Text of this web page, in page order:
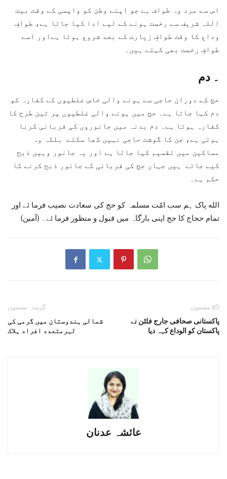
اس سے مرد وہ طواف ہے جو اپنے وطن کو واپسی کے وقت بیت
اللہ شریف سے رخصت ہونے کے لیے ادا کیا جاتا ہے، طوافِ
وداع کا وقت طوافِ زیارت کے بعد شروع ہوتا ہےاور اسے
طوافِ رخصت بھی کہتے ہیں۔
۔ دم
حج کے دوران حاجی سے ہونے والی خاص غلطیوں کے کفارہ کو
دم کہا جاتا ہے۔ حج میں ہونے والی غلطیوں پر تین طرح کا
کفارہ ہوتا ہے۔ دم بدنہ میں جانوروں کی قربانی کرنا
ہوتی ہے، جن کا گوشت حاجی نہیں کھا سکتے بلکہ وہ
مساکین میں تقسیم کیا جاتا ہے اور یہ جانور وہیں ذبح
کیے جاتے ہیں جہاں حج کی قربانی کے جانور ذبح کرنے کا
حکم ہے۔
الله پاک ہم سب امّت مسلمہ کو حج کی سعادت نصیب فرما ئے اور
تمام حجاج کا حج اپنی بارگاہ میں قبول و منظور فرما ئے۔ (آمین)
گزشتہ مضمون
شمالی ہندوستان میں گرمی کی
لہرمتعدد افراد ہلاک
اگلا مضمون
پاکستانی صحافی جارج فلٹن نے
پاکستان کو الوداع کہہ دیا
عائشہ عدنان